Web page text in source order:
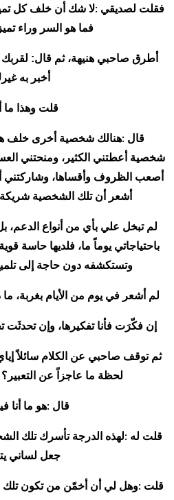
فقلت لصديقي :لا شك أن خلف كل
فما هو السر وراء
أطرق صاحبي هنيهة، ثم قال:
أخبر به
قلت وهذا ما
قال :هنالك شخصية أخرى خلف
شخصية أعطتني الكثير، ومنحتني
أصعب الظروف وأقساها، وشاركتني
أشعر أن تلك الشخصية
لم تبخل علي بأي من أنواع الدعم،
باحتياجاتي يوماً ما، فلديها حاسة
وتستكشفه دون حاجة إلى
لم أشعر في يوم من الأيام بغربة،
إن فكّرَت فأنا تفكيرها، وإن تحدثَت
ثم توقف صاحبي عن الكلام سائلاً
لحظة ما عاجزاً عن
قال :هو ما أنا
قلت له :لهذه الدرجة تأسرك تلك
جعل لساني
قلت :وهل لي أن أخمّن من تكون تلك